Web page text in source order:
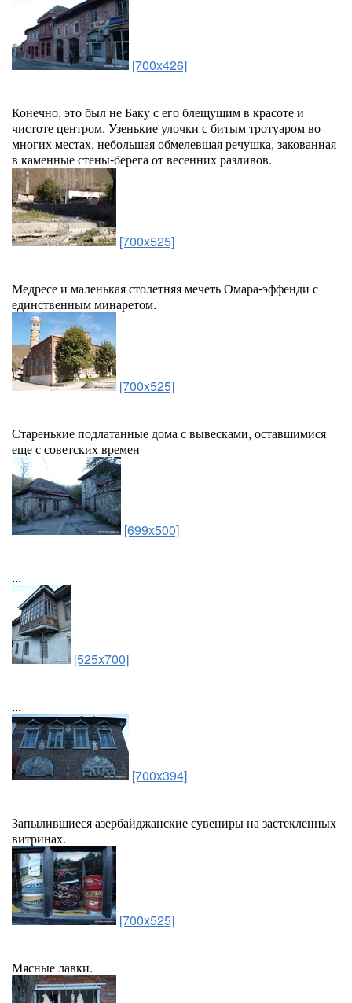
[700x426]
Конечно, это был не Баку с его блещущим в красоте и
чистоте центром. Узенькие улочки с битым тротуаром во
многих местах, небольшая обмелевшая речушка, закованная
в каменные стены-берега от весенних разливов.
[700x525]
Медресе и маленькая столетняя мечеть Омара-эффенди с
единственным минаретом.
[700x525]
Старенькие подлатанные дома с вывесками, оставшимися
еще с советских времен
[699x500]
...
[525x700]
...
[700x394]
Запылившиеся азербайджанские сувениры на застекленных
витринах.
[700x525]
Мясные лавки.